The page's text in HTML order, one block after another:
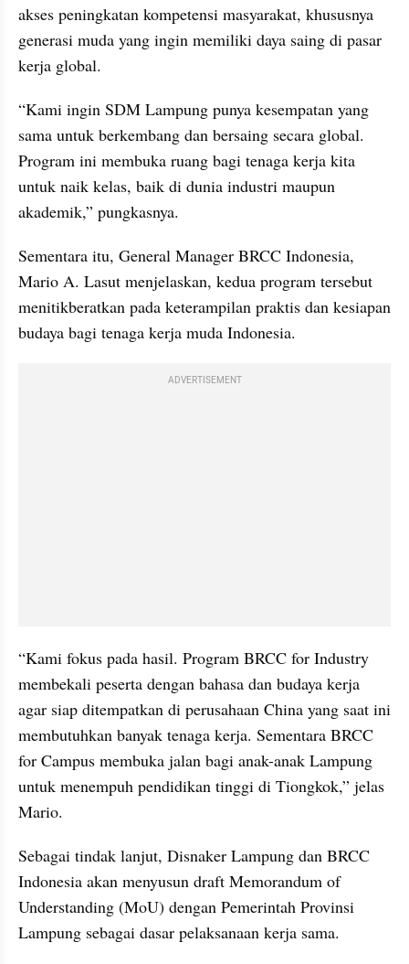
akses peningkatan kompetensi masyarakat, khususnya
generasi muda yang ingin memiliki daya saing di pasar
kerja global.
“Kami ingin SDM Lampung punya kesempatan yang
sama untuk berkembang dan bersaing secara global.
Program ini membuka ruang bagi tenaga kerja kita
untuk naik kelas, baik di dunia industri maupun
akademik,” pungkasnya.
Sementara itu, General Manager BRCC Indonesia,
Mario A. Lasut menjelaskan, kedua program tersebut
menitikberatkan pada keterampilan praktis dan kesiapan
budaya bagi tenaga kerja muda Indonesia.
ADVERTISEMENT
“Kami fokus pada hasil. Program BRCC for Industry
membekali peserta dengan bahasa dan budaya kerja
agar siap ditempatkan di perusahaan China yang saat ini
membutuhkan banyak tenaga kerja. Sementara BRCC
for Campus membuka jalan bagi anak-anak Lampung
untuk menempuh pendidikan tinggi di Tiongkok,” jelas
Mario.
Sebagai tindak lanjut, Disnaker Lampung dan BRCC
Indonesia akan menyusun draft Memorandum of
Understanding (MoU) dengan Pemerintah Provinsi
Lampung sebagai dasar pelaksanaan kerja sama.